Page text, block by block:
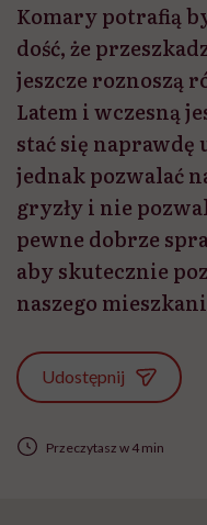
Komary potrafią
dość, że
jeszcze roznoszą
Latem i wczesną
stać się
jednak pozwalać
gryzły i nie
pewne dobrze
aby skutecznie
naszego
Udostępnij
Przeczytasz w 4 min